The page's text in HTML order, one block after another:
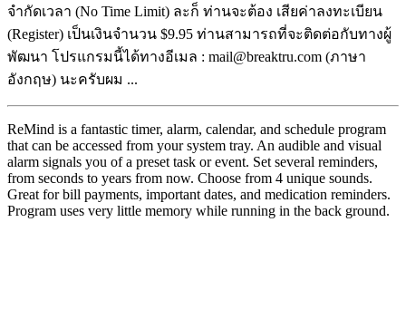
จำกัดเวลา (No Time Limit) ละก็ ท่านจะต้อง เสียค่าลงทะเบียน
(Register) เป็นเงินจำนวน $9.95 ท่านสามารถที่จะติดต่อกับทางผู้
พัฒนา โปรแกรมนี้ได้ทางอีเมล : mail@breaktru.com (ภาษา
อังกฤษ) นะครับผม ...
ReMind is a fantastic timer, alarm, calendar, and schedule program
that can be accessed from your system tray. An audible and visual
alarm signals you of a preset task or event. Set several reminders,
from seconds to years from now. Choose from 4 unique sounds.
Great for bill payments, important dates, and medication reminders.
Program uses very little memory while running in the back ground.